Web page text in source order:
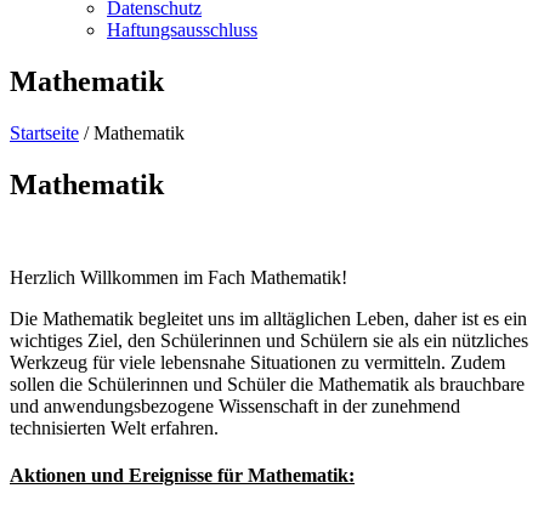
Datenschutz
Haftungsausschluss
Mathematik
Startseite /Mathematik
Mathematik
Herzlich Willkommen im Fach Mathematik!
Die Mathematik begleitet uns im alltäglichen Leben, daher ist es ein
wichtiges Ziel, den Schülerinnen und Schülern sie als ein nützliches
Werkzeug für viele lebensnahe Situationen zu vermitteln. Zudem
sollen die Schülerinnen und Schüler die Mathematik als brauchbare
und anwendungsbezogene Wissenschaft in der zunehmend
technisierten Welt erfahren.
Aktionen und Ereignisse für Mathematik: